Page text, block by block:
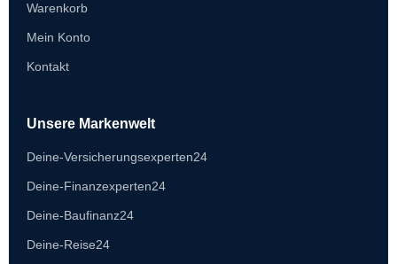
Warenkorb
Mein Konto
Kontakt
Unsere Markenwelt
Deine-Versicherungsexperten24
Deine-Finanzexperten24
Deine-Baufinanz24
Deine-Reise24